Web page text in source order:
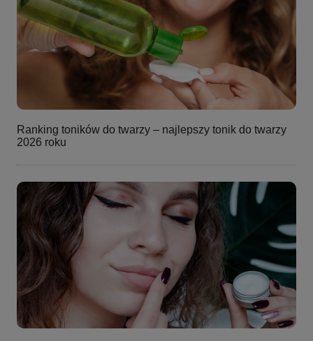
Ranking toników do twarzy – najlepszy tonik do twarzy
2026 roku